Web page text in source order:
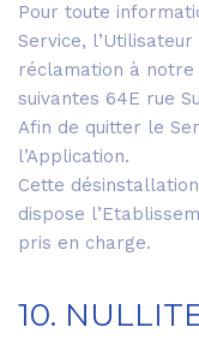
Pour toute
Service,
réclamation à notre
suivantes 64E rue
Afin de quitter le
l’Application.
Cette
dispose
pris en charge.
10.